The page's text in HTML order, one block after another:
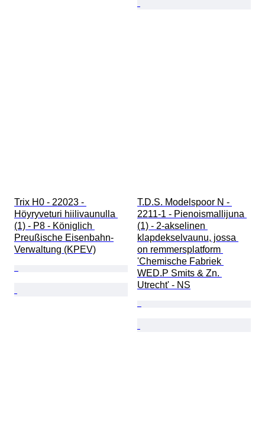
Trix H0 - 22023 -
Höyryveturi hiilivaunulla
(1) - P8 - Königlich
Preußische Eisenbahn-
Verwaltung (KPEV)
T.D.S. Modelspoor N -
2211-1 - Pienoismallijuna
(1) - 2-akselinen
klapdekselvaunu, jossa
on remmersplatform
'Chemische Fabriek
WED.P Smits & Zn.
Utrecht' - NS